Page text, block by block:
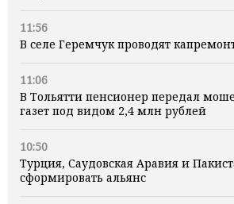
11:56
В селе Геремчук проводят
11:06
В Тольятти пенсионер передал
газет под видом 2,4 млн рублей
10:50
Турция, Саудовская Аравия и
сформировать альянс